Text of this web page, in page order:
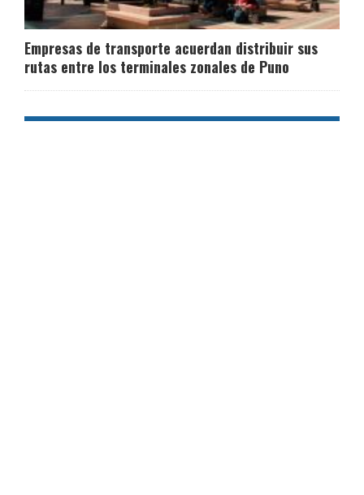
Empresas de transporte acuerdan distribuir sus
rutas entre los terminales zonales de Puno